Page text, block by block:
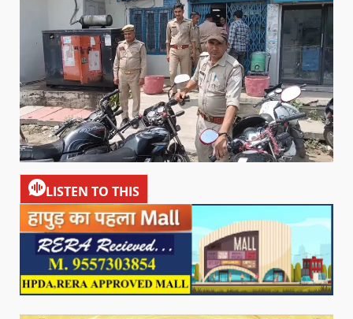
LISTEN TO THIS